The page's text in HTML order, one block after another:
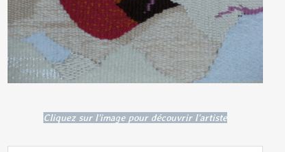
Cliquez sur l'image pour découvrir l'artiste